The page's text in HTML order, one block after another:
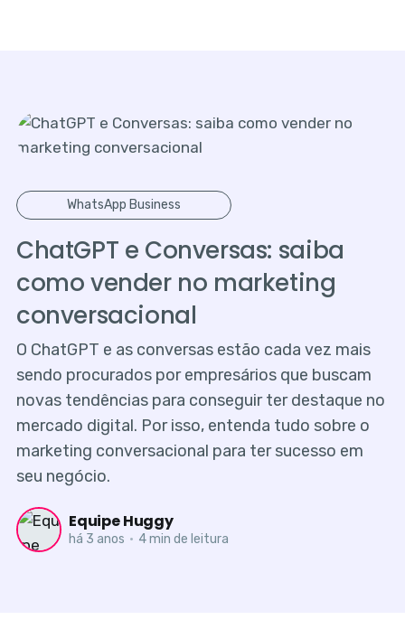
WhatsApp Business
ChatGPT e Conversas: saiba
como vender no marketing
conversacional
O ChatGPT e as conversas estão cada vez mais
sendo procurados por empresários que buscam
novas tendências para conseguir ter destaque no
mercado digital. Por isso, entenda tudo sobre o
marketing conversacional para ter sucesso em
seu negócio.
Equipe Huggy
há 3 anos • 4 min de leitura